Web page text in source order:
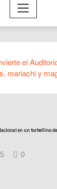
el
mariachi y
en un torbellino
0